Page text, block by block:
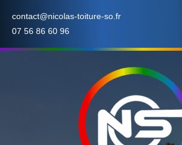
contenu
contact@nicolas-toiture-so.fr
07 56 86 60 96